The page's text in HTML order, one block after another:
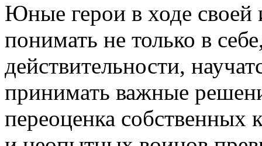
Юные герои в ходе своей
понимать не только в
действительности,
принимать важные
переоценка собственных